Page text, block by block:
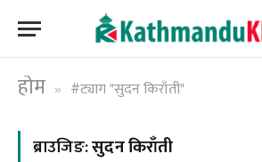
होम » #ट्याग "सुदन किराँती"
ब्राउजिङ:सुदन किराँती